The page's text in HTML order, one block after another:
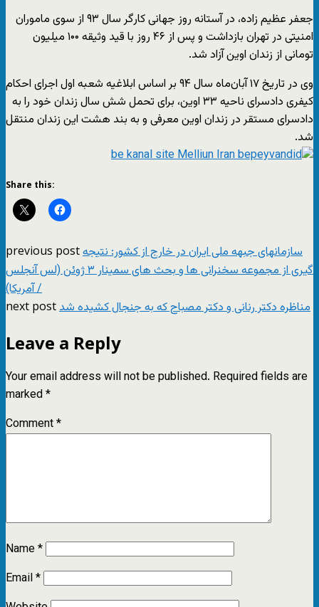
جعفر عظیم زاده، در آستانه روز جهانی کارگر سال ۹۳‌ از سوی ماموران
امنیتی در تهران بازداشت و پس از ۴۶ روز با قید وثیقه ۱۰۰ میلیون
تومانی از زندان اوین آزاد شد.
وی در تاریخ ۱۷ آبان‌ماه سال ۹۴ بر اساس ابلاغیه شعبه اول اجرای احکام
کیفری دادسرای ناحیه ۳۳ اوین، برای تحمل شش سال زندان خود را به
دادسرای مستقر در زندان اوین معرفی و به بند هشت این زندان منتقل
شد.
Share this:
previous postسازمانهای جبهه ملی ایران در خارج از کشور: نتیجه
گیری از مجموعه سخنرانی ها و بحث های سمینار ۳ ژوئن (لس آنجلس
/ آمریکا)
next postمناظره دکتر رنانی و دکتر مصباح که به جنجال کشیده شد
Leave a Reply
Your email address will not be published. Required fields are
marked*
Comment*
Name*
Email*